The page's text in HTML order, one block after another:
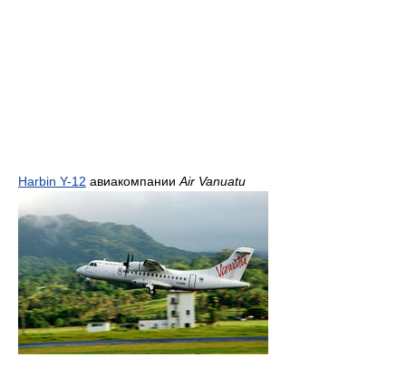
Harbin Y-12 авиакомпании Air Vanuatu